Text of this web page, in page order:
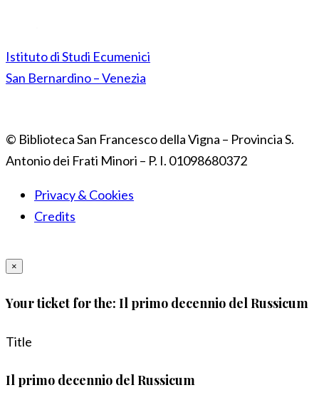
Istituto di Studi Ecumenici
San Bernardino – Venezia
© Biblioteca San Francesco della Vigna – Provincia S.
Antonio dei Frati Minori – P. I. 01098680372
Privacy & Cookies
Credits
×
Your ticket for the: Il primo decennio del Russicum
Title
Il primo decennio del Russicum